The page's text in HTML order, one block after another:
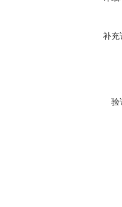
补充
验